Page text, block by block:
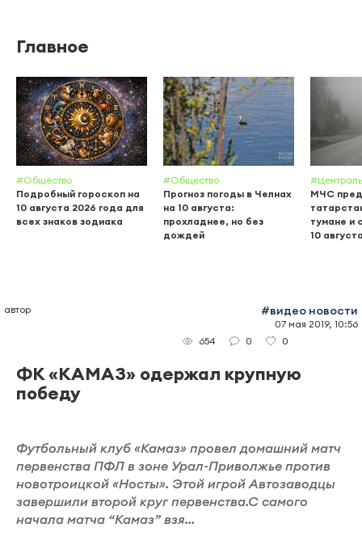
Главное
#Общество
Подробный гороскоп на
10 августа 2026 года для
всех знаков зодиака
#Общество
Прогноз погоды в Челнах
на 10 августа:
прохладнее, но без
дождей
МЧС
тумане и
10
автор #видео новости
07 мая 2019, 10:56
654
0 0
ФК «КАМАЗ» одержал крупную
победу
Футбольный клуб «Камаз» провел домашний матч
первенства ПФЛ в зоне Урал-Приволжье против
новотроицкой «Носты». Этой игрой Автозаводцы
завершили второй круг первенства.С самого
начала матча “Камаз” взя...